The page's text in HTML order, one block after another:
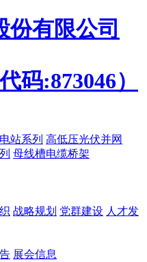
码:873046）
站系列 高低压光伏并网
母线槽电缆桥架
战略规划 党群建设 人才发
展会信息